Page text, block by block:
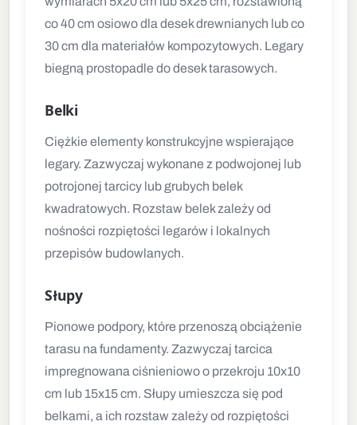
co 40 cm osiowo dla desek drewnianych lub co
30 cm dla materiałów kompozytowych. Legary
biegną prostopadle do desek tarasowych.
Belki
Ciężkie elementy konstrukcyjne wspierające
legary. Zazwyczaj wykonane z podwojonej lub
potrojonej tarcicy lub grubych belek
kwadratowych. Rozstaw belek zależy od
nośności rozpiętości legarów i lokalnych
przepisów budowlanych.
Słupy
Pionowe podpory, które przenoszą obciążenie
tarasu na fundamenty. Zazwyczaj tarcica
impregnowana ciśnieniowo o przekroju 10x10
cm lub 15x15 cm. Słupy umieszcza się pod
belkami, a ich rozstaw zależy od rozpiętości